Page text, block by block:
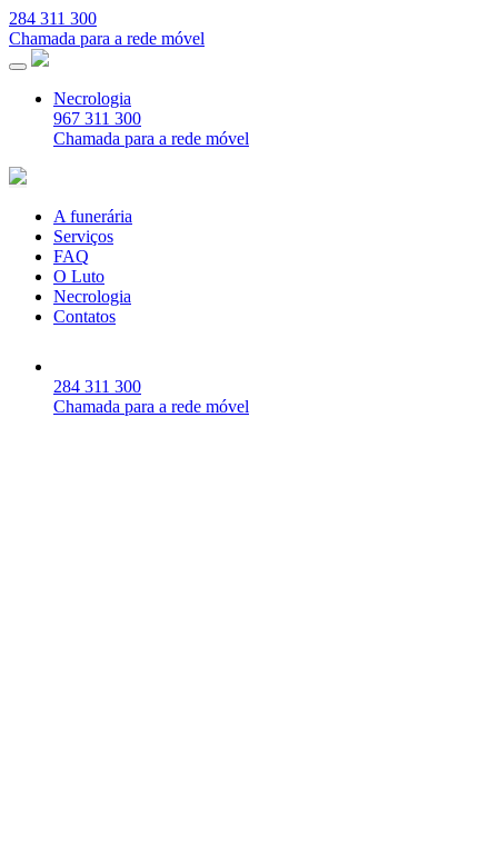
284 311 300
Chamada para a rede móvel
Necrologia
967 311 300
Chamada para a rede móvel
A funerária
Serviços
FAQ
O Luto
Necrologia
Contatos
284 311 300
Chamada para a rede móvel